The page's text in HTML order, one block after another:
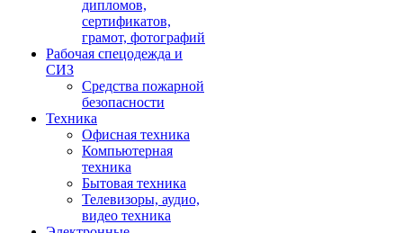
дипломов,
сертификатов,
грамот, фотографий
Рабочая спецодежда и
СИЗ
Средства пожарной
безопасности
Техника
Офисная техника
Компьютерная
техника
Бытовая техника
Телевизоры, аудио,
видео техника